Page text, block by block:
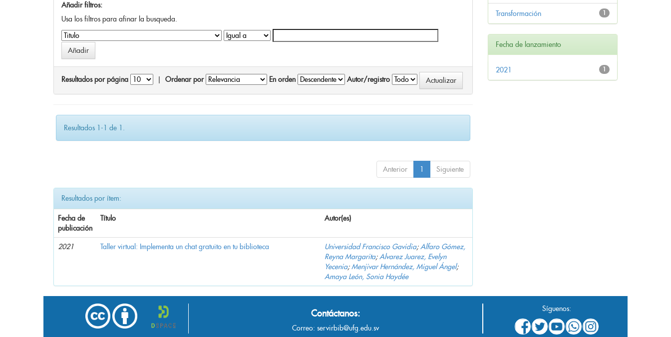
Añadir filtros:
Usa los filtros para afinar la busqueda.
Resultados por página Ordenar por En orden Autor/registro
Resultados 1-1 de 1.
Anterior 1 Siguiente
Resultados por ítem:
Fecha de
publicación
Título Autor(es)
2021 Taller virtual: Implementa un chat gratuito en tu biblioteca Universidad Francisco Gavidia;Alfaro Gómez,
Reyna Margarita;Alvarez Juarez, Evelyn
Yecenia;Menjivar Hernández, Miguel Ángel;
Amaya León, Sonia Haydée
1
Transformación
Fecha de lanzamiento
1
2021
Contáctanos:
Correo: servirbib@ufg.edu.sv
Síguenos: